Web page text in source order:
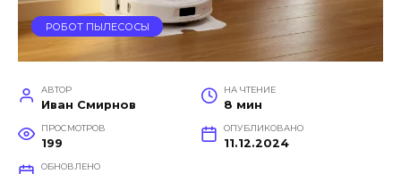
РОБОТ ПЫЛЕСОСЫ
АВТОР
Иван Смирнов
НА ЧТЕНИЕ
8 мин
ПРОСМОТРОВ
199
ОПУБЛИКОВАНО
11.12.2024
ОБНОВЛЕНО